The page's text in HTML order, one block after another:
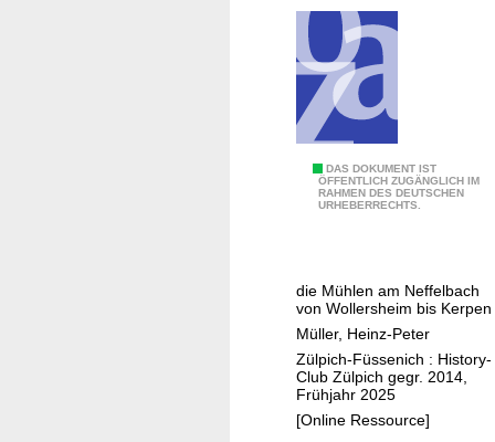
DAS DOKUMENT IST
ÖFFENTLICH ZUGÄNGLICH IM
RAHMEN DES DEUTSCHEN
URHEBERRECHTS.
d
e
r
M
ü
h
die Mühlen am Neffelbach
von Wollersheim bis Kerpen
Müller, Heinz-Peter
Zülpich-Füssenich : History-
Club Zülpich gegr. 2014,
Frühjahr 2025
[Online Ressource]